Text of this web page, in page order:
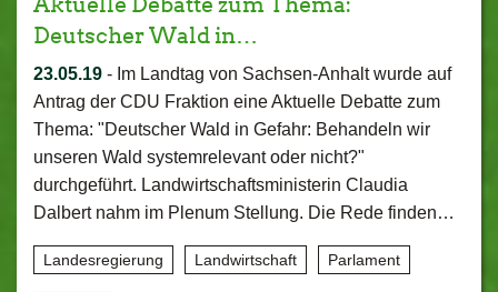
Deutscher Wald in…
23.05.19 - Im Landtag von Sachsen-Anhalt wurde auf
Antrag der CDU Fraktion eine Aktuelle Debatte zum
Thema: "Deutscher Wald in Gefahr: Behandeln wir
unseren Wald systemrelevant oder nicht?"
durchgeführt. Landwirtschaftsministerin Claudia
Dalbert nahm im Plenum Stellung. Die Rede finden…
Landesregierung Landwirtschaft Parlament